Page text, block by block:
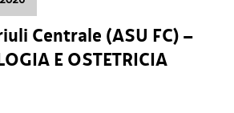
Centrale (ASU FC) –
E OSTETRICIA